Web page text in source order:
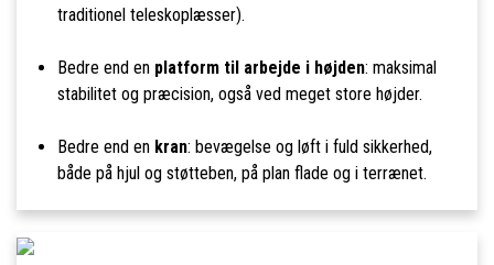
traditionel teleskoplæsser).
Bedre end en platform til arbejde i højden: maksimal
stabilitet og præcision, også ved meget store højder.
Bedre end en kran: bevægelse og løft i fuld sikkerhed,
både på hjul og støtteben, på plan flade og i terrænet.